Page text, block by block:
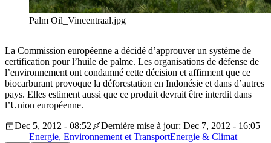
Palm Oil_Vincentraal.jpg
La Commission européenne a décidé d’approuver un système de
certification pour l’huile de palme. Les organisations de défense de
l’environnement ont condamné cette décision et affirment que ce
biocarburant provoque la déforestation en Indonésie et dans d’autres
pays. Elles estiment aussi que ce produit devrait être interdit dans
l’Union européenne.
Dec 5, 2012 - 08:52
Dernière mise à jour: Dec 7, 2012 - 16:05
Energie, Environnement et TransportEnergie & Climat